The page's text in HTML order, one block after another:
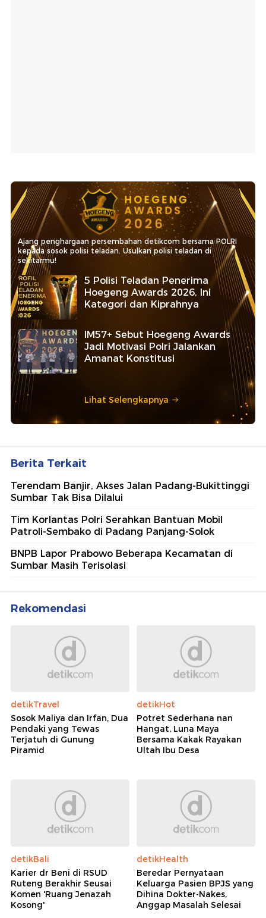
Ajang penghargaan persembahan detikcom bersama POLRI
kepada sosok polisi teladan. Usulkan polisi teladan di
sekitarmu!
5 Polisi Teladan Penerima
Hoegeng Awards 2026, Ini
Kategori dan Kiprahnya
IM57+ Sebut Hoegeng Awards
Jadi Motivasi Polri Jalankan
Amanat Konstitusi
Lihat Selengkapnya
Berita Terkait
Terendam Banjir, Akses Jalan Padang-Bukittinggi
Sumbar Tak Bisa Dilalui
Tim Korlantas Polri Serahkan Bantuan Mobil
Patroli-Sembako di Padang Panjang-Solok
BNPB Lapor Prabowo Beberapa Kecamatan di
Sumbar Masih Terisolasi
Rekomendasi
detikTravel
Sosok Maliya dan Irfan, Dua
Pendaki yang Tewas
Terjatuh di Gunung
Piramid
detikHot
Potret Sederhana nan
Hangat, Luna Maya
Bersama Kakak Rayakan
Ultah Ibu Desa
detikBali
Karier dr Beni di RSUD
Ruteng Berakhir Seusai
Komen 'Ruang Jenazah
Kosong'
detikHealth
Beredar Pernyataan
Keluarga Pasien BPJS yang
Dihina Dokter-Nakes,
Anggap Masalah Selesai